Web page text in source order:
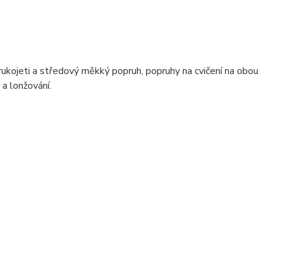
a středový měkký popruh, popruhy na cvičení na obou
lonžování.